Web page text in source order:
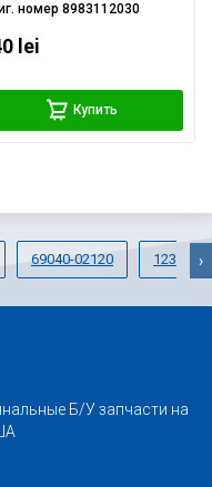
номер8983112030
lei
Купить
69040-02120 12372-›
Б/У запчасти на